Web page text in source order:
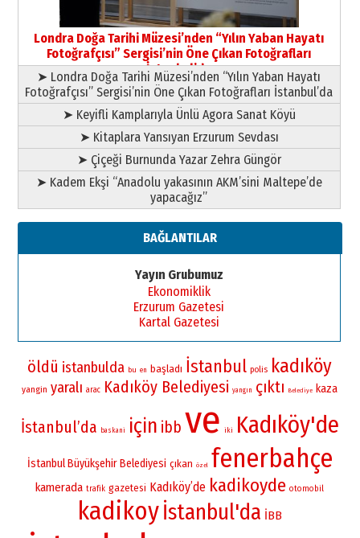
Yusuf POLAT
Şampiyonluk Sebahattin Şirin’e
yazar
11 Mayıs 2026 Pazartesi
Londra Doğa Tarihi Müzesi’nden “Yılın Yaban Hayatı
Fotoğrafçısı” Sergisi’nin Öne Çıkan Fotoğrafları
İstanbul’da
➤ Londra Doğa Tarihi Müzesi’nden “Yılın Yaban Hayatı
Fotoğrafçısı” Sergisi’nin Öne Çıkan Fotoğrafları İstanbul’da
➤ Keyifli Kamplarıyla Ünlü Agora Sanat Köyü
➤ Kitaplara Yansıyan Erzurum Sevdası
➤ Çiçeği Burnunda Yazar Zehra Güngör
➤ Kadem Ekşi “Anadolu yakasının AKM’sini Maltepe’de
yapacağız”
BAĞLANTILAR
Yayın Grubumuz
Ekonomiklik
Erzurum Gazetesi
Kartal Gazetesi
öldü istanbulda bu en başladı İstanbul polis kadıköy
yangin yaralı arac Kadıköy Belediyesi yangın çıktı Belediye kaza
İstanbul’da baskani için ibb ve iki Kadıköy'de
İstanbul Büyükşehir Belediyesi çıkan özel fenerbahçe
kamerada trafik gazetesi Kadıköy’de kadikoyde otomobil
kadikoyİstanbul'da İBB